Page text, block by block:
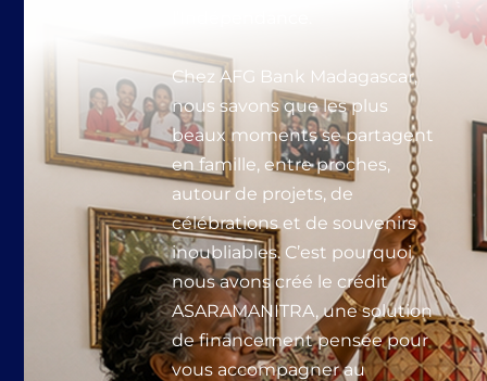
Chez AFG Bank Madagascar,
nous savons que les plus
beaux moments se partagent
en famille, entre proches,
autour de projets, de
célébrations et de souvenirs
inoubliables. C’est pourquoi
nous avons créé le crédit
ASARAMANITRA, une solution
de financement pensée pour
vous accompagner au